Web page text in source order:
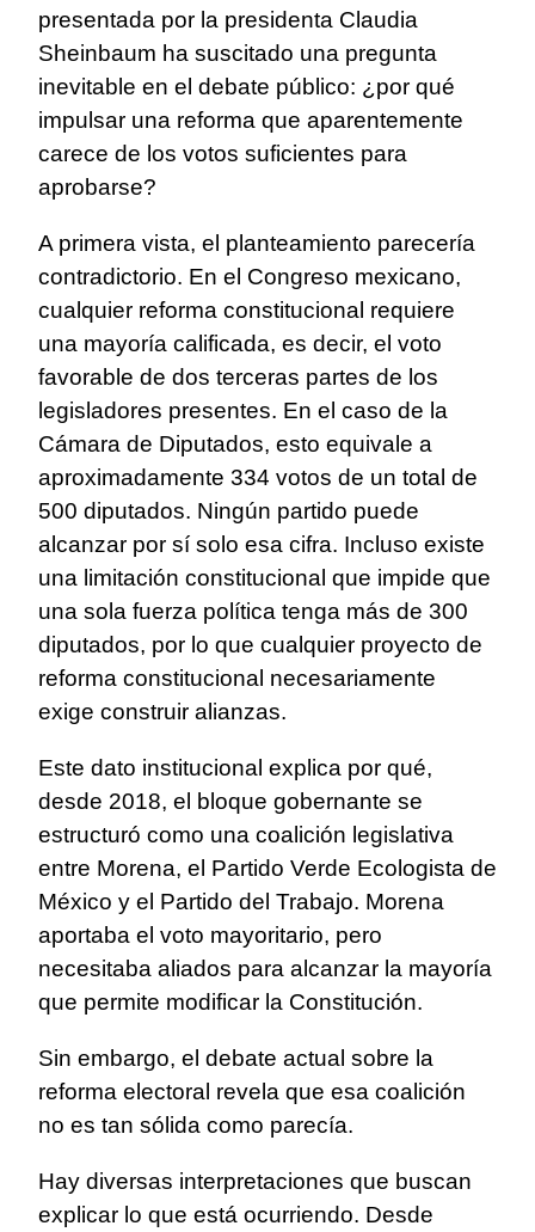
presentada por la presidenta Claudia
Sheinbaum ha suscitado una pregunta
inevitable en el debate público: ¿por qué
impulsar una reforma que aparentemente
carece de los votos suficientes para
aprobarse?
A primera vista, el planteamiento parecería
contradictorio. En el Congreso mexicano,
cualquier reforma constitucional requiere
una mayoría calificada, es decir, el voto
favorable de dos terceras partes de los
legisladores presentes. En el caso de la
Cámara de Diputados, esto equivale a
aproximadamente 334 votos de un total de
500 diputados. Ningún partido puede
alcanzar por sí solo esa cifra. Incluso existe
una limitación constitucional que impide que
una sola fuerza política tenga más de 300
diputados, por lo que cualquier proyecto de
reforma constitucional necesariamente
exige construir alianzas.
Este dato institucional explica por qué,
desde 2018, el bloque gobernante se
estructuró como una coalición legislativa
entre Morena, el Partido Verde Ecologista de
México y el Partido del Trabajo. Morena
aportaba el voto mayoritario, pero
necesitaba aliados para alcanzar la mayoría
que permite modificar la Constitución.
Sin embargo, el debate actual sobre la
reforma electoral revela que esa coalición
no es tan sólida como parecía.
Hay diversas interpretaciones que buscan
explicar lo que está ocurriendo. Desde